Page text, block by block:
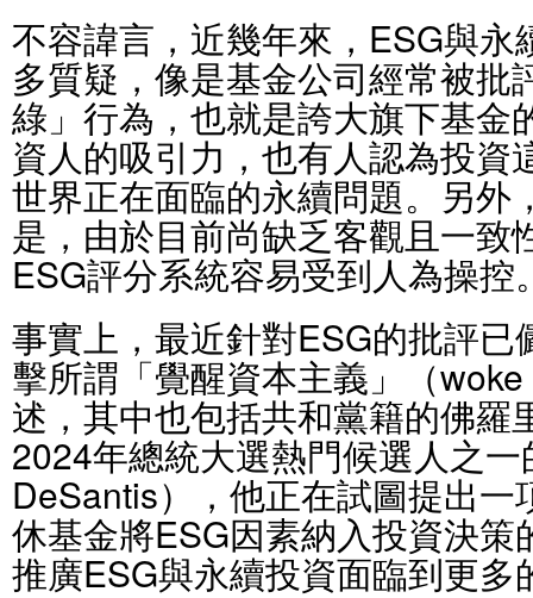
不容諱言，近幾年來，ESG與
多質疑，像是基金公司經常被批
綠」行為，也就是誇大旗下基金
資人的吸引力，也有人認為投資
世界正在面臨的永續問題。另外
是，由於目前尚缺乏客觀且一致
ESG評分系統容易受到人為操控
事實上，最近針對ESG的批評
擊所謂「覺醒資本主義」（
述，其中也包括共和黨籍的佛羅
2024年總統大選熱門候選人之
DeSantis），他正在試圖提出
休基金將ESG因素納入投資決
推廣ESG與永續投資面臨到更多